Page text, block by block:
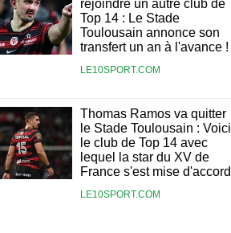
rejoindre un autre club de
Top 14 : Le Stade
Toulousain annonce son
transfert un an à l'avance !
LE10SPORT.COM
Thomas Ramos va quitter
le Stade Toulousain : Voici
le club de Top 14 avec
lequel la star du XV de
France s'est mise d'accord
LE10SPORT.COM